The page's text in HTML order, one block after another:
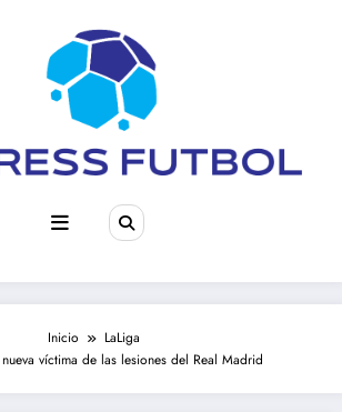
Inicio
LaLiga
víctima de las lesiones del Real Madrid